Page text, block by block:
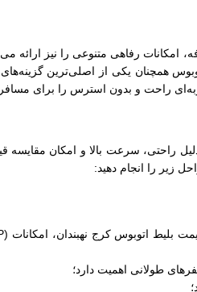
رفاهی متنوعی را نیز ارائه
همچنان یکی از اصلی‌ترین
سرعت بالا و امکان مقایسه
زیر را انجام دهید:
طولانی اهمیت دارد؛